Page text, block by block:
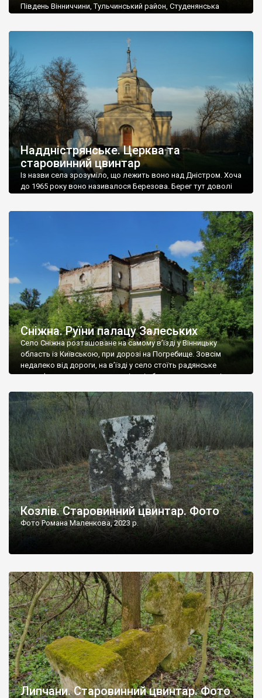
Південь Вінниччини, Тульчинський район, Студенянська
старовинний цвинтар із кам’яними хрестами. Всі епітафії, які
збереглися, написані кирилицею, церковнослов’янською
мовою. За всіма традиційними ознаками – цвинтар
український. Хрести датуються 19 століттям. У 1924-1940
роках Болган […]
Наддністрянське. Церква та
старовинний цвинтар
Із назви села зрозуміло, що лежить воно над Дністром. Хоча
до 1965 року воно називалося Березова. Берег тут доволі
Наддністрянське відрізняється від більшості навколишніх
сіл. У селі є мурована Михайлівська церква. Точної дати […]
Сніжна. Руїни палацу Залеських
Село Сніжна розташоване на самому в’їзді у Вінницьку
область із Київською, при дорозі на Погребище. Зовсім
недалеко від дороги, на в’їзді у село стоїть радянське
рельєфне пано, яке показує жінку і яблуню, а трохи далі, десь
не видно, але видно дві стареньких колії у траві – […]
Козлів. Старовинний цвинтар. Фото
Фото Романа Маленкова, 2023 р.
Липчани. Старовинний цвинтар. Фото